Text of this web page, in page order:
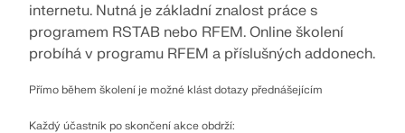
Starší produkty
internetu. Nutná je základní znalost práce s
programem RSTAB nebo RFEM. Online školení
probíhá v programu RFEM a příslušných addonech.
Přímo během školení je možné klást dotazy přednášejícím
Každý účastník po skončení akce obdrží: